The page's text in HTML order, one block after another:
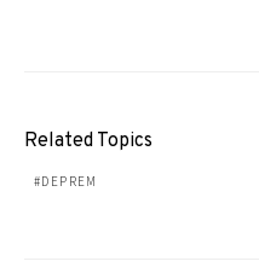
Related Topics
DEPREM